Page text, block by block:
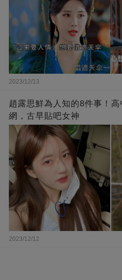
2023/12/13
趙露思鮮為人知的8件事！
網，古早貼吧女神
2023/12/12